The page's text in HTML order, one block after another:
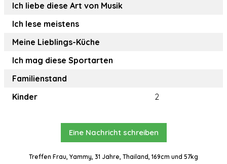
Ich liebe diese Art von Musik
Ich lese meistens
Meine Lieblings-Küche
Ich mag diese Sportarten
Familienstand
Kinder
2
Eine Nachricht schreiben
Treffen Frau, Yammy, 31 Jahre, Thailand, 169cm und 57kg